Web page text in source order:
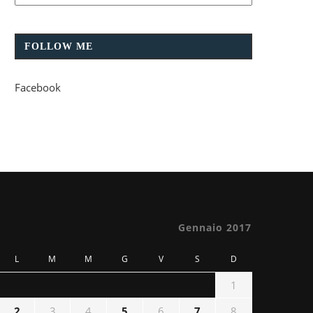
FOLLOW ME
Facebook
Gennaio 2017
L M M G V S D
1